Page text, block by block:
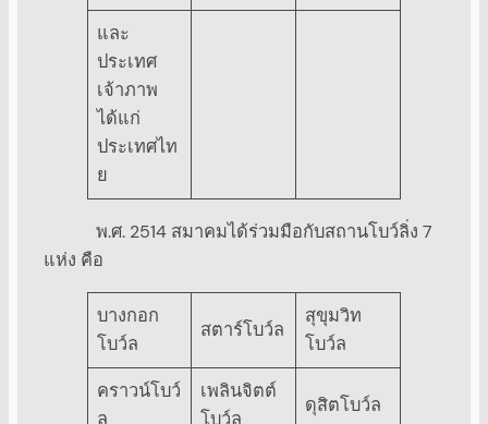
และ
ประเทศ
เจ้าภาพ
ได้แก่
ประเทศไท
ย
พ.ศ. 2514 สมาคมได้ร่วมมือกับสถานโบว์ลิ่ง 7
แห่ง คือ
บางกอก
โบว์ล
สตาร์โบว์ล
สุขุมวิท
โบว์ล
คราวน์โบว์
ล
เพลินจิตต์
โบว์ล
ดุสิตโบว์ล